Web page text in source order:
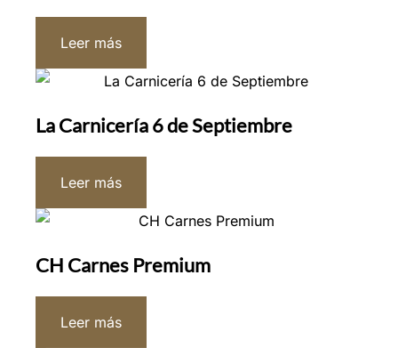
Leer más
La Carnicería 6 de Septiembre
Leer más
CH Carnes Premium
Leer más